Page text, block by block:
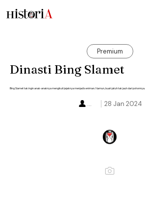
Premium
Dinasti Bing Slamet
Bing Slamet tak ingin anak-anaknya mengikuti jejaknya menjadi seniman. Namun, buah jatuh tak jauh dari pohonnya.
28 Jan 2024
...